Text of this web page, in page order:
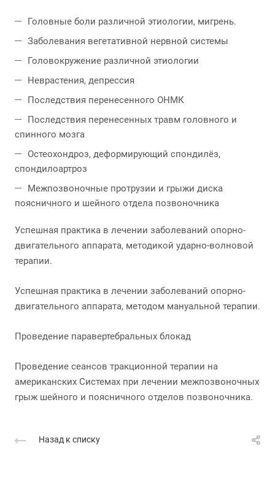
Головные боли различной этиологии, мигрень.
Заболевания вегетативной нервной системы
Головокружение различной этиологии
Неврастения, депрессия
Последствия перенесенного ОНМК
Последствия перенесенных травм головного и
спинного мозга
Остеохондроз, деформирующий спондилёз,
спондилоартроз
Межпозвоночные протрузии и грыжи диска
поясничного и шейного отдела позвоночника
Успешная практика в лечении заболеваний опорно-
двигательного аппарата, методикой ударно-волновой
терапии.
Успешная практика в лечении заболеваний опорно-
двигательного аппарата, методом мануальной терапии.
Проведение паравертебральных блокад
Проведение сеансов тракционной терапии на
американских Системах при лечении межпозвоночных
грыж шейного и поясничного отделов позвоночника.
Назад к списку